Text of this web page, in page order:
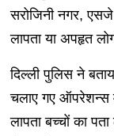
सरोजिनी नगर,
लापता या अपहृत
दिल्ली पुलिस ने
चलाए गए ऑपरेशन्स
लापता बच्चों का